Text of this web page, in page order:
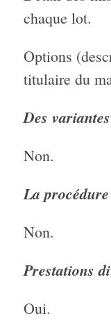
chaque lot.
Options
titulaire du
Des
Non.
La
Non.
Prestations
Oui.